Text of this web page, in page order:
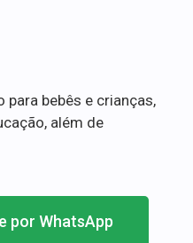
bebês e crianças,
além de
por WhatsApp